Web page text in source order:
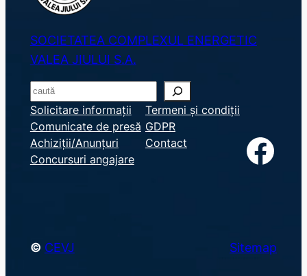
SOCIETATEA COMPLEXUL ENERGETIC
VALEA JIULUI S.A.
S
e
a
r
c
Solicitare informații
Comunicate de presă
Achiziții/Anunțuri
Concursuri angajare
Termeni și condiții
GDPR
Contact
Facebook
© CEVJ Sitemap